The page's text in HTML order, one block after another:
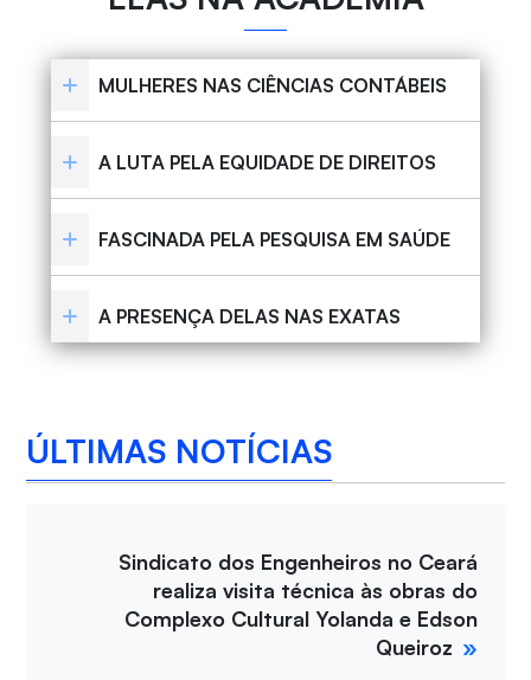
MULHERES NAS CIÊNCIAS CONTÁBEIS
A LUTA PELA EQUIDADE DE DIREITOS
FASCINADA PELA PESQUISA EM SAÚDE
A PRESENÇA DELAS NAS EXATAS
ÚLTIMAS NOTÍCIAS
Sindicato dos Engenheiros no Ceará
realiza visita técnica às obras do
Complexo Cultural Yolanda e Edson
Queiroz